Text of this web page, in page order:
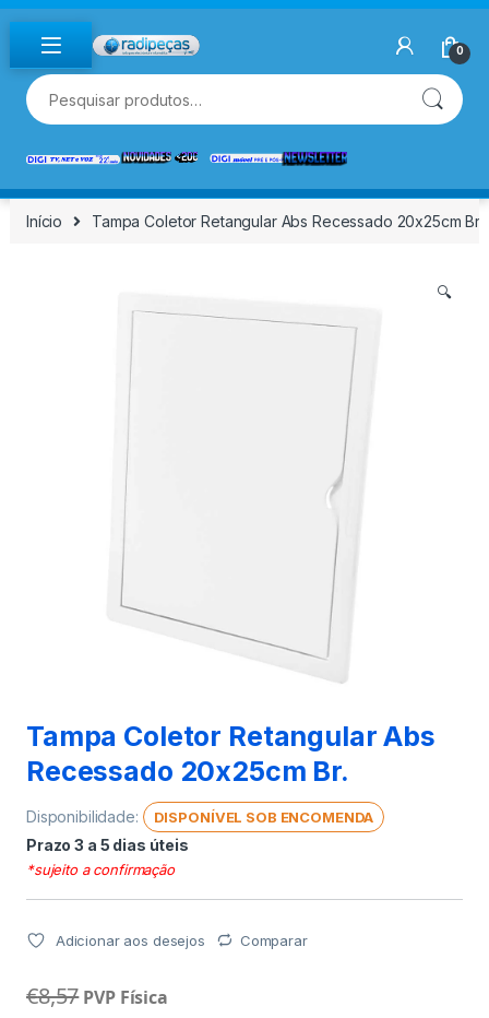
Skip to navigation
Skip to content
0
Pesquisar por:
Início Tampa Coletor Retangular Abs Recessado 20x25cm Br.
🔍
Tampa Coletor Retangular Abs
Recessado 20x25cm Br.
Disponibilidade: DISPONÍVEL SOB ENCOMENDA
Prazo 3 a 5 dias úteis
*sujeito a confirmação
Adicionar aos desejos Comparar
€8,57 PVP Física